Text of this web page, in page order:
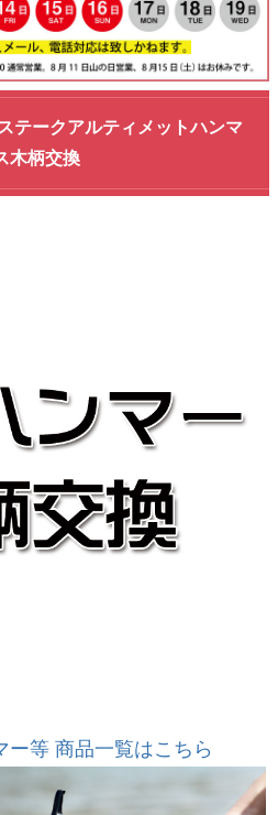
テークアルティメットハンマ
木柄交換
ー等 商品一覧はこちら